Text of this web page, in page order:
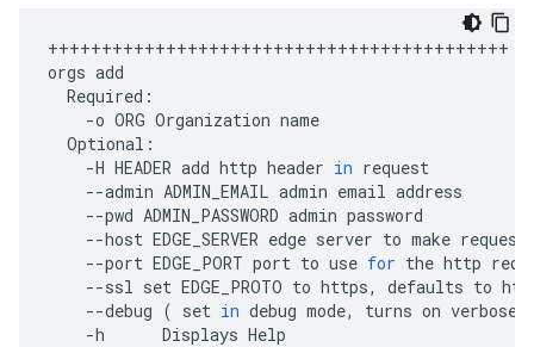
+++++++++++++++++++++++++++++++++++++++++++
orgs add
Required :
-o ORG Organization name
Optional :
-H HEADER add http header in request
--admin ADMIN_EMAIL admin email address
--pwd ADMIN_PASSWORD admin password
--host EDGE_SERVER edge server to make request
--port EDGE_PORT port to use for the http
--ssl set EDGE_PROTO to https, defaults to
--debug ( set in debug mode, turns on verbose
-h Displays Help